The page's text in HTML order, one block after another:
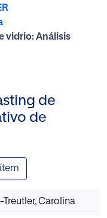
vidrio: Análisis
de
de
Treutler, Carolina